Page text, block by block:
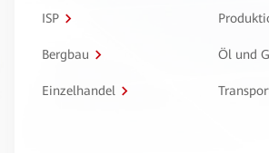
ISP
Bergbau Öl und
Einzelhandel